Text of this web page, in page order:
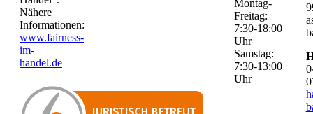
Nähere
Informationen:
www.fairness-
im-
handel.de
Montag-
Freitag:
7:30-18:00
Uhr
Samstag:
7:30-13:00
Uhr